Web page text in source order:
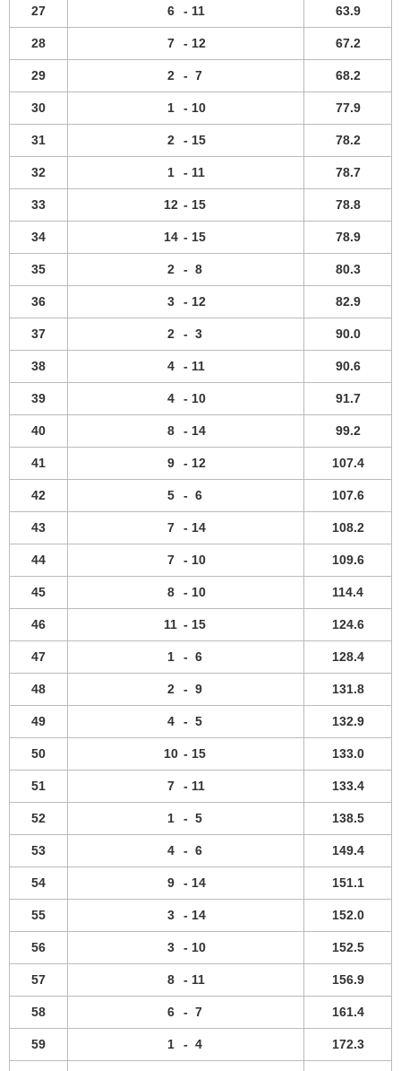
27 6 - 11 63.9
28 7 - 12 67.2
29 2 - 7 68.2
30 1 - 10 77.9
31 2 - 15 78.2
32 1 - 11 78.7
33 12 - 15 78.8
34 14 - 15 78.9
35 2 - 8 80.3
36 3 - 12 82.9
37 2 - 3 90.0
38 4 - 11 90.6
39 4 - 10 91.7
40 8 - 14 99.2
41 9 - 12 107.4
42 5 - 6 107.6
43 7 - 14 108.2
44 7 - 10 109.6
45 8 - 10 114.4
46 11 - 15 124.6
47 1 - 6 128.4
48 2 - 9 131.8
49 4 - 5 132.9
50 10 - 15 133.0
51 7 - 11 133.4
52 1 - 5 138.5
53 4 - 6 149.4
54 9 - 14 151.1
55 3 - 14 152.0
56 3 - 10 152.5
57 8 - 11 156.9
58 6 - 7 161.4
59 1 - 4 172.3